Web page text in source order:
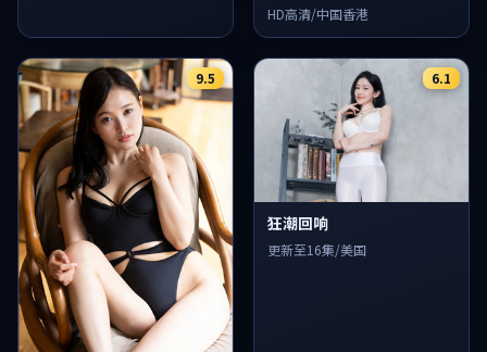
HD高清/中国香港
9.5 6.1
狂潮回响
更新至16集/美国